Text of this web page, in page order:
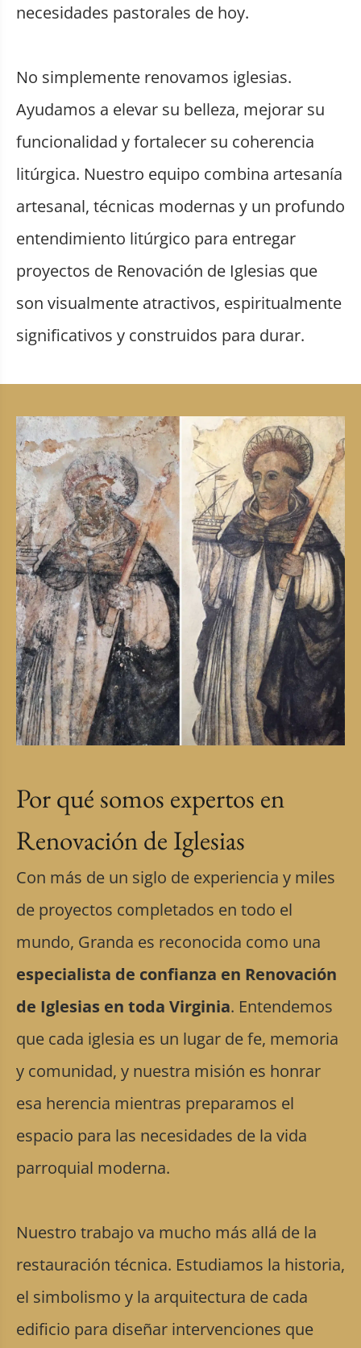
necesidades pastorales de hoy.
No simplemente renovamos iglesias.
Ayudamos a elevar su belleza, mejorar su
funcionalidad y fortalecer su coherencia
litúrgica. Nuestro equipo combina artesanía
artesanal, técnicas modernas y un profundo
entendimiento litúrgico para entregar
proyectos de Renovación de Iglesias que
son visualmente atractivos, espiritualmente
significativos y construidos para durar.
Por qué somos expertos en
Renovación de Iglesias
Con más de un siglo de experiencia y miles
de proyectos completados en todo el
mundo, Granda es reconocida como una
especialista de confianza en Renovación
de Iglesias en toda Virginia. Entendemos
que cada iglesia es un lugar de fe, memoria
y comunidad, y nuestra misión es honrar
esa herencia mientras preparamos el
espacio para las necesidades de la vida
parroquial moderna.
Nuestro trabajo va mucho más allá de la
restauración técnica. Estudiamos la historia,
el simbolismo y la arquitectura de cada
edificio para diseñar intervenciones que